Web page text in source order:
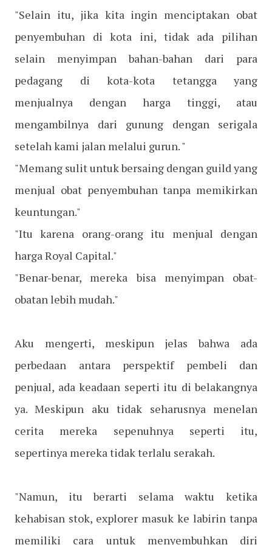
"Selain itu, jika kita ingin menciptakan obat
penyembuhan di kota ini, tidak ada pilihan
selain menyimpan bahan-bahan dari para
pedagang di kota-kota tetangga yang
menjualnya dengan harga tinggi, atau
mengambilnya dari gunung dengan serigala
setelah kami jalan melalui gurun. "
"Memang sulit untuk bersaing dengan guild yang
menjual obat penyembuhan tanpa memikirkan
keuntungan."
"Itu karena orang-orang itu menjual dengan
harga Royal Capital."
"Benar-benar, mereka bisa menyimpan obat-
obatan lebih mudah."
Aku mengerti, meskipun jelas bahwa ada
perbedaan antara perspektif pembeli dan
penjual, ada keadaan seperti itu di belakangnya
ya. Meskipun aku tidak seharusnya menelan
cerita mereka sepenuhnya seperti itu,
sepertinya mereka tidak terlalu serakah.
"Namun, itu berarti selama waktu ketika
kehabisan stok, explorer masuk ke labirin tanpa
memiliki cara untuk menyembuhkan diri